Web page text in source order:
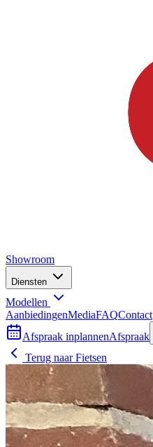
Showroom
Diensten
Modellen
AanbiedingenMediaFAQContact
Afspraak inplannenAfspraak
Terug naarFietsen